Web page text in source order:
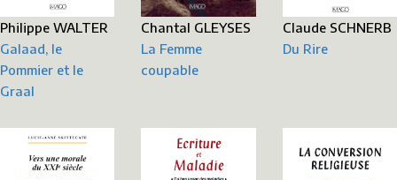
Philippe WALTER
Galaad, le
Pommier et le
Graal
Chantal GLEYSES
La Femme
coupable
Claude SCHNERB
Du Rire